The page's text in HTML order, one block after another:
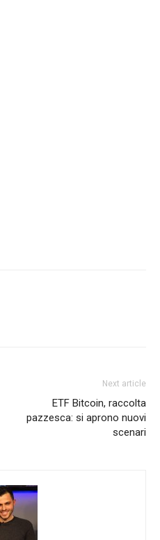
Next article
ETF Bitcoin, raccolta
pazzesca: si aprono nuovi
scenari